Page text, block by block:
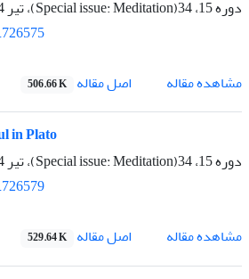
دوره 15، 34(Special issue: Meditation)، تیر 1404، صفحه
مشاهده مقاله
اصل مقاله 506.66 K
in Plato
دوره 15، 34(Special issue: Meditation)، تیر 1404، صفحه
مشاهده مقاله
اصل مقاله 529.64 K